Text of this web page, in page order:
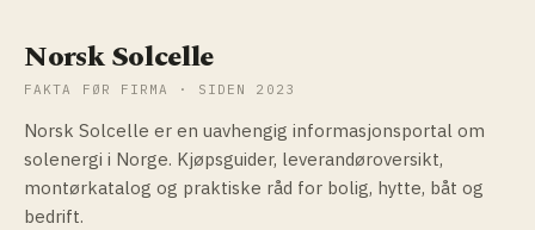
Norsk Solcelle
FAKTA FØR FIRMA · SIDEN 2023
Norsk Solcelle er en uavhengig informasjonsportal om
solenergi i Norge. Kjøpsguider, leverandøroversikt,
montørkatalog og praktiske råd for bolig, hytte, båt og
bedrift.